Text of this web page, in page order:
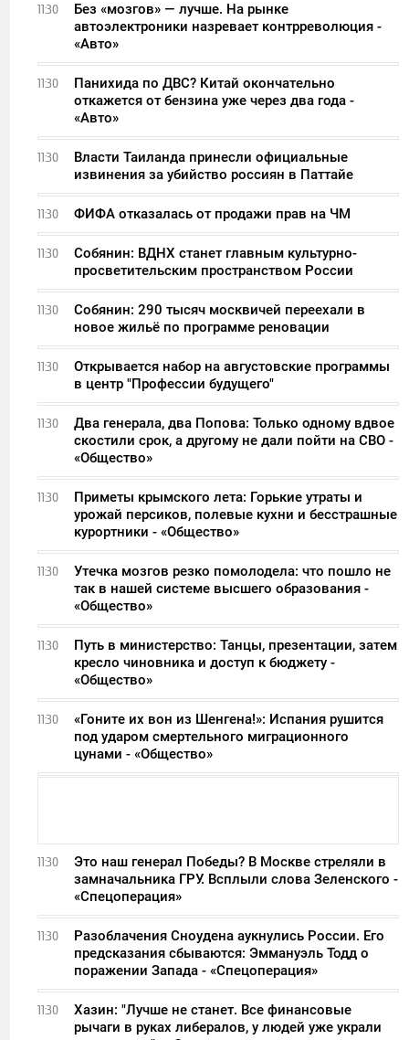
11:30
Без «мозгов» — лучше. На рынке
автоэлектроники назревает контрреволюция -
«Авто»
11:30
Панихида по ДВС? Китай окончательно
откажется от бензина уже через два года -
«Авто»
11:30
Власти Таиланда принесли официальные
извинения за убийство россиян в Паттайе
11:30 ФИФА отказалась от продажи прав на ЧМ
11:30
Собянин: ВДНХ станет главным культурно-
просветительским пространством России
11:30
Собянин: 290 тысяч москвичей переехали в
новое жильё по программе реновации
11:30
Открывается набор на августовские программы
в центр "Профессии будущего"
11:30
Два генерала, два Попова: Только одному вдвое
скостили срок, а другому не дали пойти на СВО -
«Общество»
11:30
Приметы крымского лета: Горькие утраты и
урожай персиков, полевые кухни и бесстрашные
курортники - «Общество»
11:30
Утечка мозгов резко помолодела: что пошло не
так в нашей системе высшего образования -
«Общество»
11:30
Путь в министерство: Танцы, презентации, затем
кресло чиновника и доступ к бюджету -
«Общество»
11:30
«Гоните их вон из Шенгена!»: Испания рушится
под ударом смертельного миграционного
цунами - «Общество»
11:30
Это наш генерал Победы? В Москве стреляли в
замначальника ГРУ. Всплыли слова Зеленского -
«Спецоперация»
11:30
Разоблачения Сноудена аукнулись России. Его
предсказания сбываются: Эммануэль Тодд о
поражении Запада - «Спецоперация»
11:30
Хазин: "Лучше не станет. Все финансовые
рычаги в руках либералов, у людей уже украли